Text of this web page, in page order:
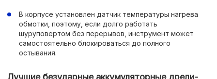
В корпусе установлен датчик температуры нагрева
обмотки, поэтому, если долго работать
шуруповертом без перерывов, инструмент может
самостоятельно блокироваться до полного
остывания.
Лучшие безударные аккумуляторные дрели-